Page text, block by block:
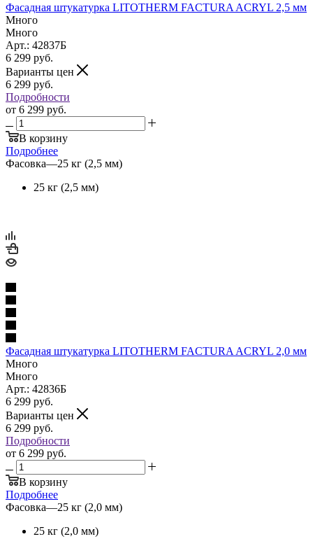
Фасадная штукатурка LITOTHERM FACTURA ACRYL 2,5 мм
Много
Много
Арт.: 42837Б
6 299 руб.
Варианты цен
6 299 руб.
Подробности
от 6 299 руб.
В корзину
Подробнее
Фасовка—25 кг (2,5 мм)
25 кг (2,5 мм)
Фасадная штукатурка LITOTHERM FACTURA ACRYL 2,0 мм
Много
Много
Арт.: 42836Б
6 299 руб.
Варианты цен
6 299 руб.
Подробности
от 6 299 руб.
В корзину
Подробнее
Фасовка—25 кг (2,0 мм)
25 кг (2,0 мм)